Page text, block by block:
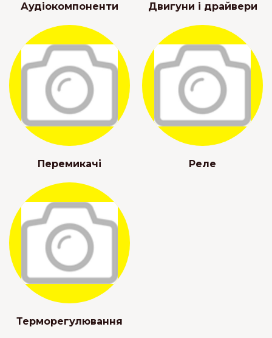
Аудіокомпоненти Двигуни і драйвери
Перемикачі Реле
Терморегулювання